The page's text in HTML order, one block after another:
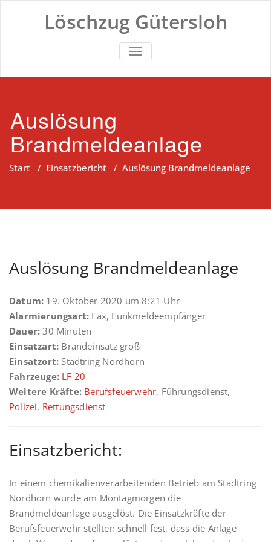
Löschzug Gütersloh
TOGGLE NAVIGATION
Auslösung
Brandmeldeanlage
Start / Einsatzbericht / Auslösung Brandmeldeanlage
Auslösung Brandmeldeanlage
Datum: 19. Oktober 2020 um 8:21 Uhr
Alarmierungsart: Fax, Funkmeldeempfänger
Dauer: 30 Minuten
Einsatzart: Brandeinsatz groß
Einsatzort: Stadtring Nordhorn
Fahrzeuge: LF 20
Weitere Kräfte: Berufsfeuerwehr, Führungsdienst,
Polizei, Rettungsdienst
Einsatzbericht:
In einem chemikalienverarbeitenden Betrieb am Stadtring
Nordhorn wurde am Montagmorgen die
Brandmeldeanlage ausgelöst. Die Einsatzkräfte der
Berufsfeuerwehr stellten schnell fest, dass die Anlage